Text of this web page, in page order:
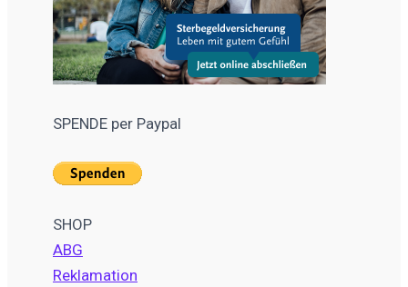
SPENDE per Paypal
SHOP
ABG
Reklamation